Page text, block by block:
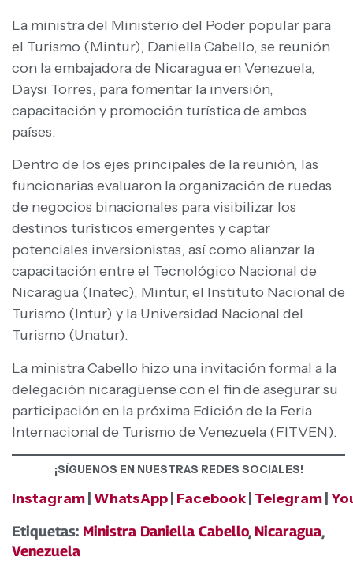
La ministra del Ministerio del Poder popular para
el Turismo (Mintur), Daniella Cabello, se reunión
con la embajadora de Nicaragua en Venezuela,
Daysi Torres, para fomentar la inversión,
capacitación y promoción turística de ambos
países.
Dentro de los ejes principales de la reunión, las
funcionarias evaluaron la organización de ruedas
de negocios binacionales para visibilizar los
destinos turísticos emergentes y captar
potenciales inversionistas, así como alianzar la
capacitación entre el Tecnológico Nacional de
Nicaragua (Inatec), Mintur, el Instituto Nacional de
Turismo (Intur) y la Universidad Nacional del
Turismo (Unatur).
La ministra Cabello hizo una invitación formal a la
delegación nicaragüense con el fin de asegurar su
participación en la próxima Edición de la Feria
Internacional de Turismo de Venezuela (FITVEN).
¡SÍGUENOS EN NUESTRAS REDES SOCIALES!
Instagram WhatsApp Facebook Telegram
Etiquetas: Ministra Daniella Cabello, Nicaragua,
Venezuela